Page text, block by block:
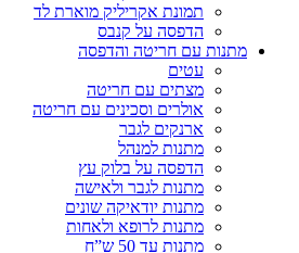
תמונת אקריליק מוארת לד
הדפסה על קנבס
מתנות עם חריטה והדפסה
עטים
מצתים עם חריטה
אולרים וסכינים עם חריטה
ארנקים לגבר
מתנות למנהל
הדפסה על בלוק עץ
מתנות לגבר ולאישה
מתנות יודאיקה שונים
מתנות לרופא ולאחות
מתנות עד 50 ש”ח